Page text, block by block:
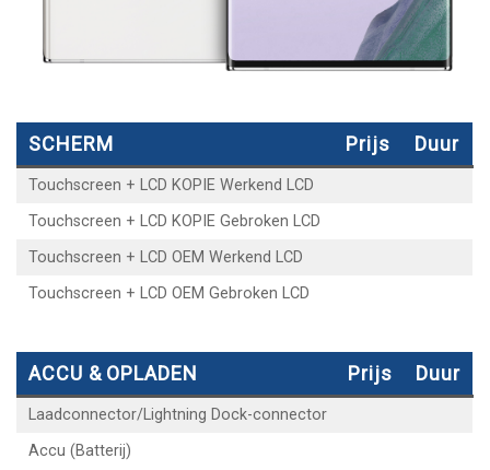
SCHERM Prijs Duur
Touchscreen + LCD KOPIE Werkend LCD
Touchscreen + LCD KOPIE Gebroken LCD
Touchscreen + LCD OEM Werkend LCD
Touchscreen + LCD OEM Gebroken LCD
ACCU & OPLADEN Prijs Duur
Laadconnector/Lightning Dock-connector
Accu (Batterij)